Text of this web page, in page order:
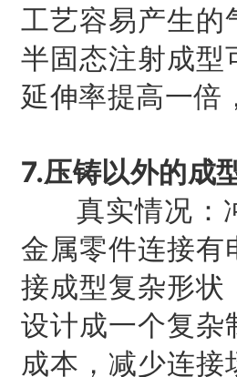
工艺容易产生的
半固态注射成型
延伸率提高一倍
7.压铸以外的成
真实情况：冲
金属零件连接有
接成型复杂形状
设计成一个复杂
成本，减少连